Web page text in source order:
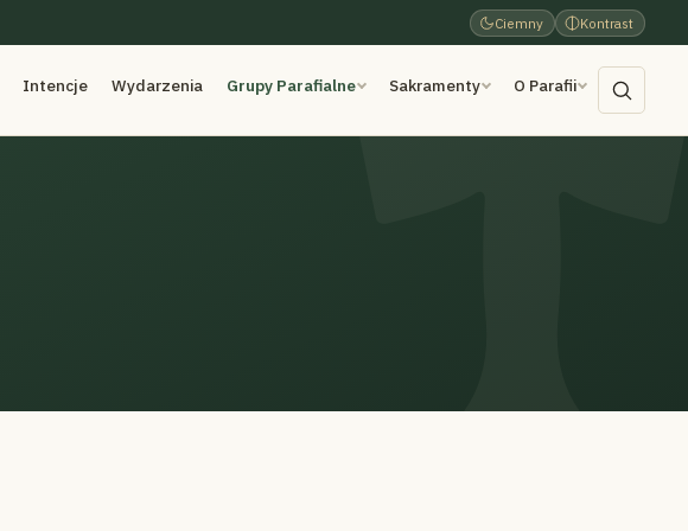
Ciemny Kontrast
Intencje Wydarzenia Grupy Parafialne Sakramenty O Parafii